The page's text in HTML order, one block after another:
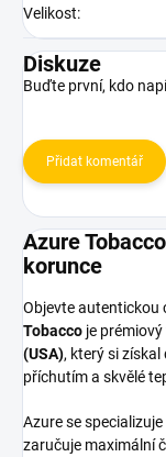
Velikost:
Diskuze
Buďte první, kdo
Přidat komentář
Azure
korunce
Objevte autentickou
Tobacco je
(USA), který si
příchutím a skvělé
Azure se
zaručuje maximální